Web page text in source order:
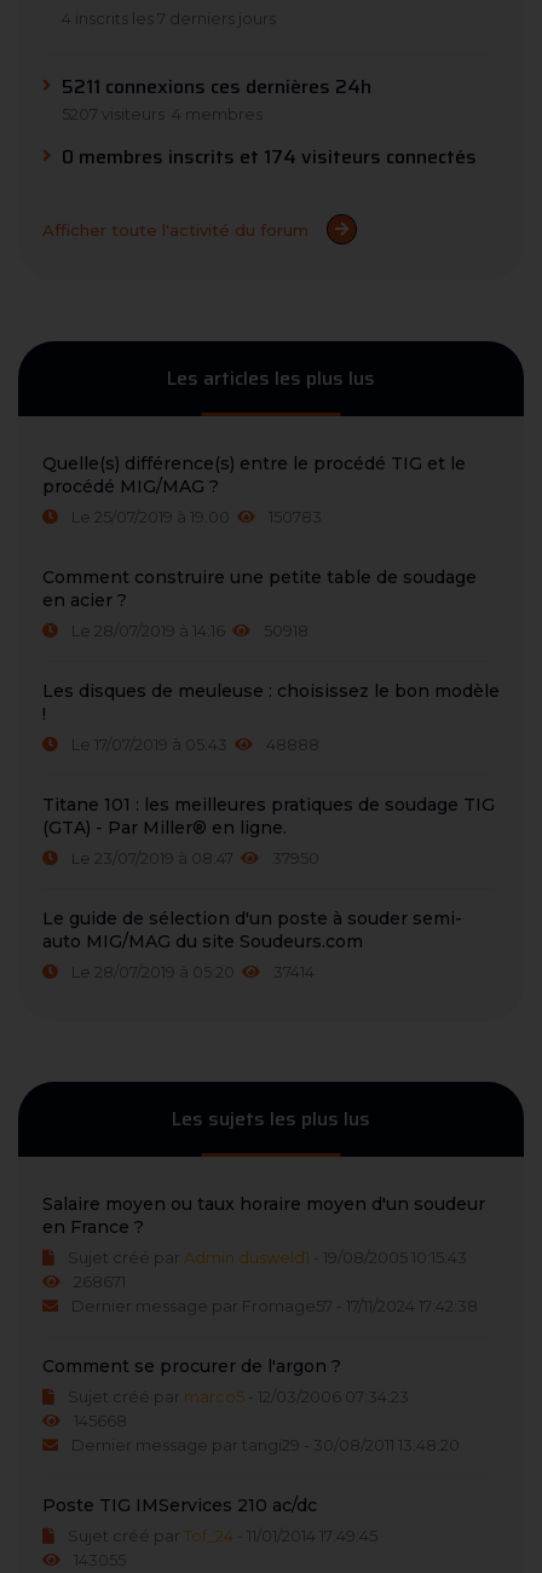
4 inscrits les 7 derniers jours
5211 connexions ces dernières 24h
5207 visiteurs 4 membres
0 membres inscrits et 174 visiteurs connectés
Afficher toute l'activité du forum
Les articles les plus lus
Quelle(s) différence(s) entre le procédé TIG et le
procédé MIG/MAG ?
Le 25/07/2019 à 19:00 150783
Comment construire une petite table de soudage
en acier ?
Le 28/07/2019 à 14:16 50918
Les disques de meuleuse : choisissez le bon modèle
!
Le 17/07/2019 à 05:43 48888
Titane 101 : les meilleures pratiques de soudage TIG
(GTA) - Par Miller® en ligne.
Le 23/07/2019 à 08:47 37950
Le guide de sélection d'un poste à souder semi-
auto MIG/MAG du site Soudeurs.com
Le 28/07/2019 à 05:20 37414
Les sujets les plus lus
Salaire moyen ou taux horaire moyen d'un soudeur
en France ?
Sujet créé par Admin dusweld1 - 19/08/2005 10:15:43
268671
Dernier message par Fromage57 - 17/11/2024 17:42:38
Comment se procurer de l'argon ?
Sujet créé par marco5 - 12/03/2006 07:34:23
145668
Dernier message par tangi29 - 30/08/2011 13:48:20
Poste TIG IMServices 210 ac/dc
Sujet créé par Tof_24 - 11/01/2014 17:49:45
143055